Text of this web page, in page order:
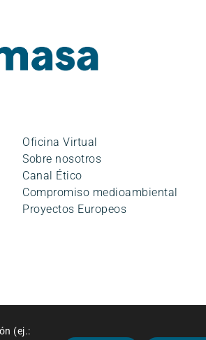
Oficina Virtual
Sobre nosotros
Canal Ético
Compromiso medioambiental
Proyectos Europeos
(ej.: